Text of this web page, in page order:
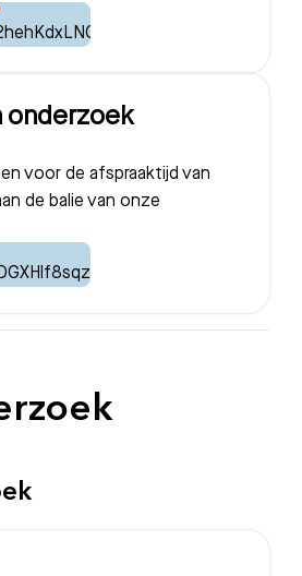
onderzoek
voor de afspraaktijd van
de balie van onze